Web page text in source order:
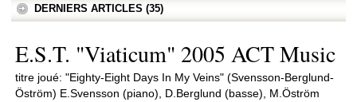
DERNIERS ARTICLES (35)
E.S.T. "Viaticum" 2005 ACT Music
titre joué: "Eighty-Eight Days In My Veins" (Svensson-Berglund-
Öström) E.Svensson (piano), D.Berglund (basse), M.Öström